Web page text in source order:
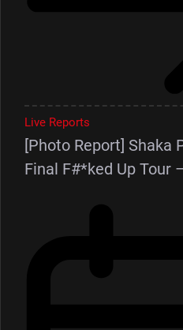
Live Reports
[Photo Report] Shaka
Final F#*ked Up Tour